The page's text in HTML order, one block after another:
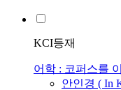
KCI등재
어학 : 코퍼스를
안인경 ( In